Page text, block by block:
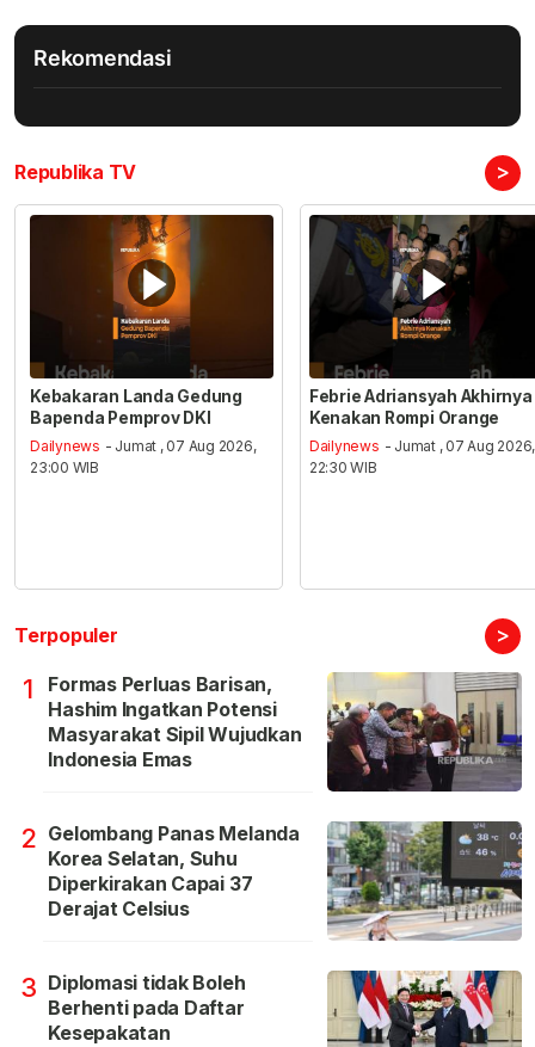
Rekomendasi
Republika TV >
Kebakaran Landa Gedung
Bapenda Pemprov DKI
Dailynews - Jumat , 07 Aug 2026,
23:00 WIB
Febrie Adriansyah Akhirnya
Kenakan Rompi Orange
Dailynews - Jumat , 07 Aug 2026,
22:30 WIB
Terpopuler >
1
Formas Perluas Barisan,
Hashim Ingatkan Potensi
Masyarakat Sipil Wujudkan
Indonesia Emas
2 Gelombang Panas Melanda
Korea Selatan, Suhu
Diperkirakan Capai 37
Derajat Celsius
3 Diplomasi tidak Boleh
Berhenti pada Daftar
Kesepakatan